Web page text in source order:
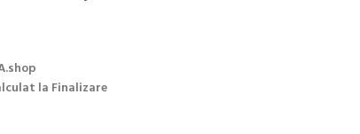
la Finalizare